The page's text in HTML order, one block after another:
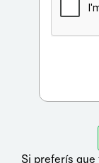
Si preferís